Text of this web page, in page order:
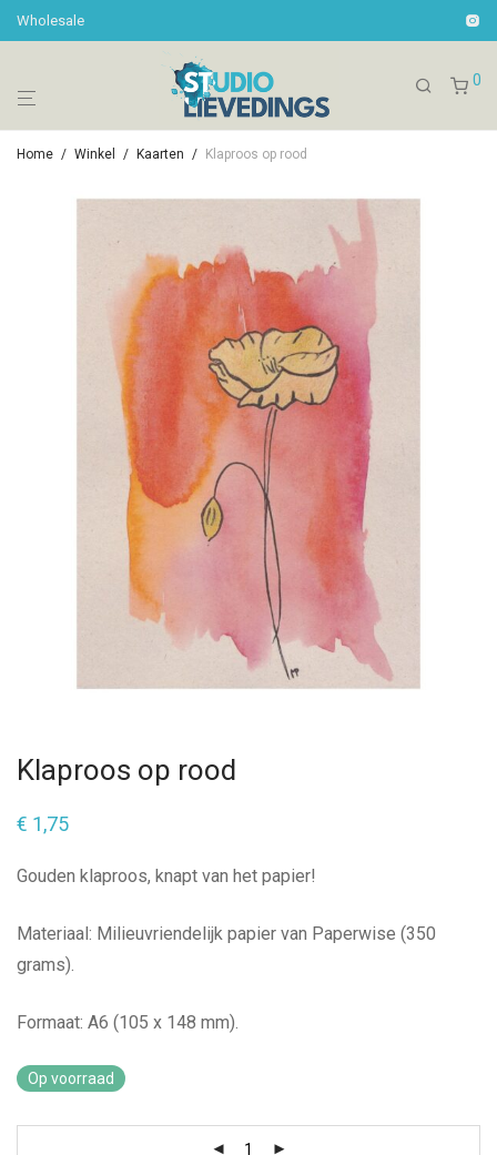
Wholesale
0
Home / Winkel / Kaarten / Klaproos op rood
Klaproos op rood
€ 1,75
Gouden klaproos, knapt van het papier!
Materiaal: Milieuvriendelijk papier van Paperwise (350
grams).
Formaat: A6 (105 x 148 mm).
Op voorraad